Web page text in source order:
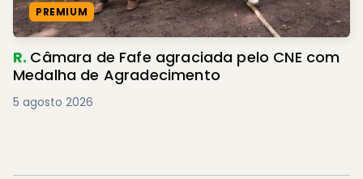
PREMIUM
R. Câmara de Fafe agraciada pelo CNE com
Medalha de Agradecimento
5 agosto 2026